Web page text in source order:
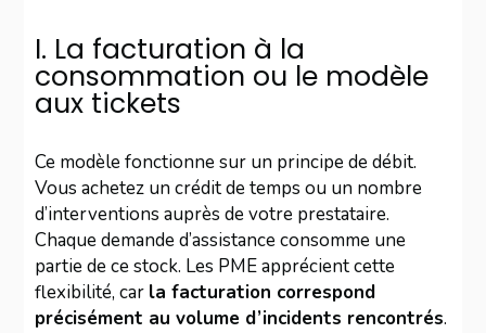
I. La facturation à la
consommation ou le modèle
aux tickets
Ce modèle fonctionne sur un principe de débit.
Vous achetez un crédit de temps ou un nombre
d’interventions auprès de votre prestataire.
Chaque demande d’assistance consomme une
partie de ce stock. Les PME apprécient cette
flexibilité, car la facturation correspond
précisément au volume d’incidents rencontrés.